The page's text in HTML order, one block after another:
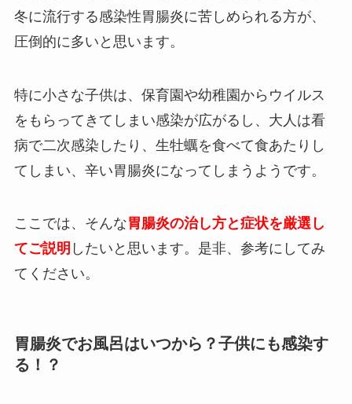
冬に流行する感染性胃腸炎に苦しめられる方が、
圧倒的に多いと思います。
特に小さな子供は、保育園や幼稚園からウイルス
をもらってきてしまい感染が広がるし、大人は看
病で二次感染したり、生牡蠣を食べて食あたりし
てしまい、辛い胃腸炎になってしまうようです。
ここでは、そんな胃腸炎の治し方と症状を厳選し
てご説明 したいと思います。是非、参考にしてみ
てください。
胃腸炎でお風呂はいつから？子供にも感染す
る！？